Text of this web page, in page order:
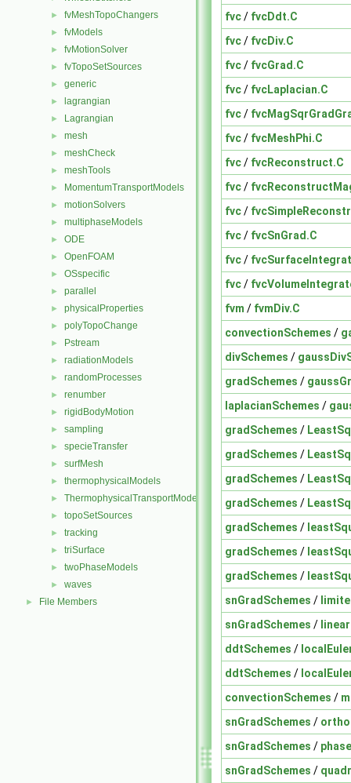
► fvMeshTopoChangers
► fvModels
► fvMotionSolver
► fvTopoSetSources
► generic
► lagrangian
► Lagrangian
► mesh
► meshCheck
► meshTools
► MomentumTransportModels
► motionSolvers
► multiphaseModels
► ODE
► OpenFOAM
► OSspecific
► parallel
► physicalProperties
► polyTopoChange
► Pstream
► radiationModels
► randomProcesses
► renumber
► rigidBodyMotion
► sampling
► specieTransfer
► surfMesh
► thermophysicalModels
► ThermophysicalTransportModels
► topoSetSources
► tracking
► triSurface
► twoPhaseModels
► waves
► File Members
fvc/ fvcDdt.C
fvc/ fvcDiv.C
fvc/ fvcGrad.C
fvc/ fvcLaplacian.C
fvc/
fvc/ fvcMeshPhi.C
fvc/ fvcReconstruct.C
fvc/
fvc/
fvc/ fvcSnGrad.C
fvc/
fvc/
fvm / fvmDiv.C
convectionSchemes /
divSchemes /
gradSchemes /
laplacianSchemes /
gradSchemes /
gradSchemes /
gradSchemes /
gradSchemes /
gradSchemes /
gradSchemes /
gradSchemes /
snGradSchemes /
snGradSchemes /
ddtSchemes /
ddtSchemes /
convectionSchemes /
snGradSchemes /
snGradSchemes /
snGradSchemes /